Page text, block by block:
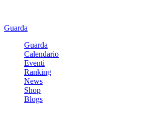
Guarda
Guarda
Calendario
Eventi
Ranking
News
Shop
Blogs